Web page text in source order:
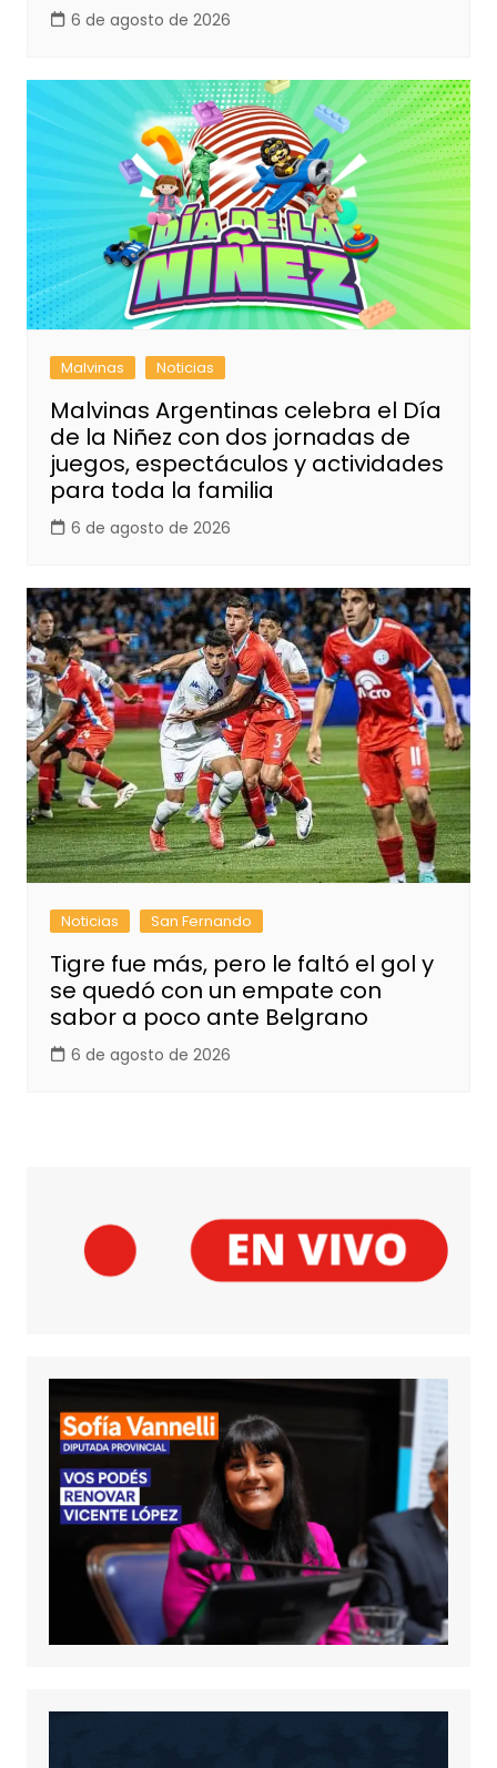
6 de agosto de 2026
Malvinas Noticias
Malvinas Argentinas celebra el Día
de la Niñez con dos jornadas de
juegos, espectáculos y actividades
para toda la familia
6 de agosto de 2026
Noticias San Fernando
Tigre fue más, pero le faltó el gol y
se quedó con un empate con
sabor a poco ante Belgrano
6 de agosto de 2026